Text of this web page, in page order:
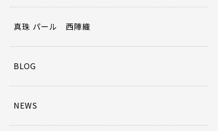
真珠 パール 西陣織
BLOG
NEWS